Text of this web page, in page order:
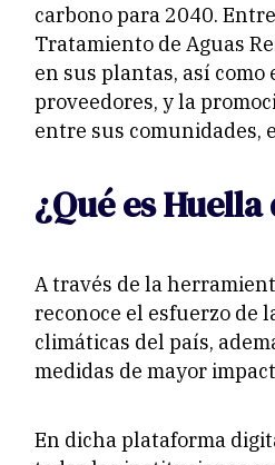
carbono para 2040.
Tratamiento de Aguas
en sus plantas, así
proveedores, y la
entre sus comunidades,
¿Qué es
A través de la
reconoce el esfuerzo de
climáticas del país,
medidas de mayor
En dicha plataforma